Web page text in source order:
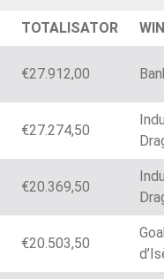
TOTALISATOR
€27.912,00
€27.274,50
€20.369,50
€20.503,50